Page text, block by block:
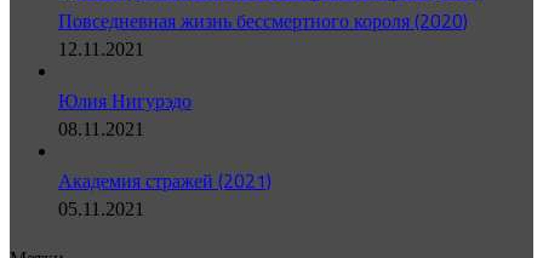
Повседневная жизнь бессмертного короля (2020)
12.11.2021
Юлия Нигурэдо
08.11.2021
Академия стражей (2021)
05.11.2021